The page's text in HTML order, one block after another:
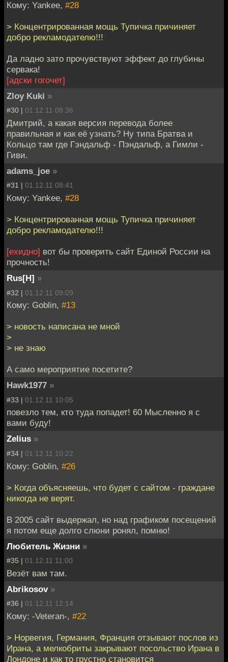
Кому: Yankee, #28
> Концентрированная мощь Тупичка причиняет
добро рекламодателю!!!
Да ладно зато прочувствуют эффект до глубины
сервака!
[адски гогочет]
Zloy Kuki »
#30 | 01.12.11 08:36
Дмитрий, а какая версия перевода более
правильная и как её узнать? Ну типа Братва и
Кольцо там где Гэндальф - Пэндальф, а Гимли -
Гиви.
adams_joe »
#31 | 01.12.11 08:41
Кому: Yankee, #28
> Концентрированная мощь Тупичка причиняет
добро рекламодателю!!!
[ехидно] вот бы проверить сайт Единой России на
прочность!
Rus[H] »
#32 | 01.12.11 09:09
Кому: Goblin, #13
> новость написана не мной
>
> не знаю
А само мероприятие посетите?
Hawk1977 »
#33 | 01.12.11 10:05
повезло тем, кто туда попадет! 60 Мысленно я с
вами буду!
Zelius »
#34 | 01.12.11 10:22
Кому: Goblin, #26
> Когда объясняешь, что будет с сайтом - граждане
никогда не верят.
В 2005 сайт выдержал, но над графиком посещений
я потом еще долго слюни ронял, помню!
Любитель Жизни »
#35 | 01.12.11 11:00
Везёт вам там.
Abrikosov »
#36 | 01.12.11 12:14
Кому: -Veteran-, #22
> Норвегия, Германия, Франция отзывают послов из
Ирана, а мелкобриты закрывают посольство Ирана в
Лондоне и как то грустно становится